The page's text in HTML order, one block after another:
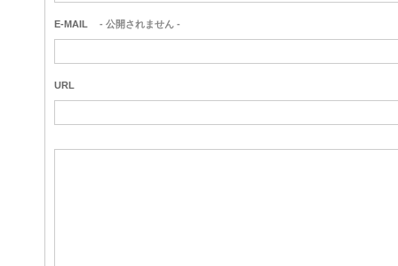
E-MAIL - 公開されません -
URL